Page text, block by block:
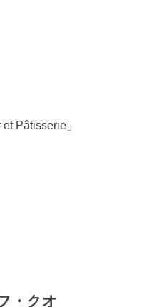
Pâtisserie」
・クオ